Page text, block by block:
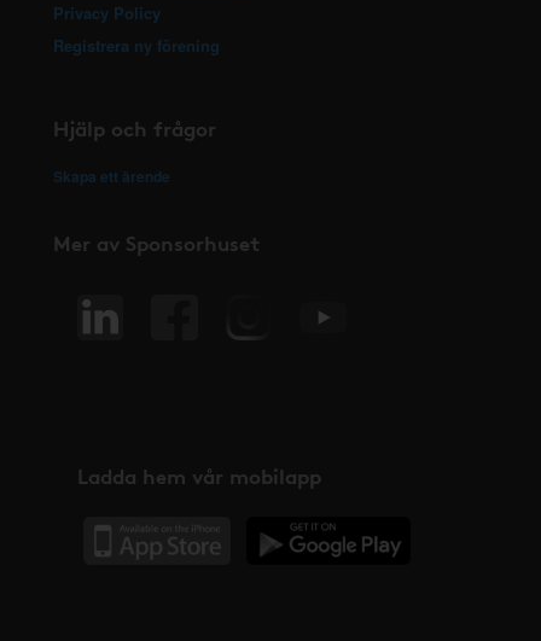
Privacy Policy
Registrera ny förening
Hjälp och frågor
Skapa ett ärende
Mer av Sponsorhuset
Ladda hem vår mobilapp